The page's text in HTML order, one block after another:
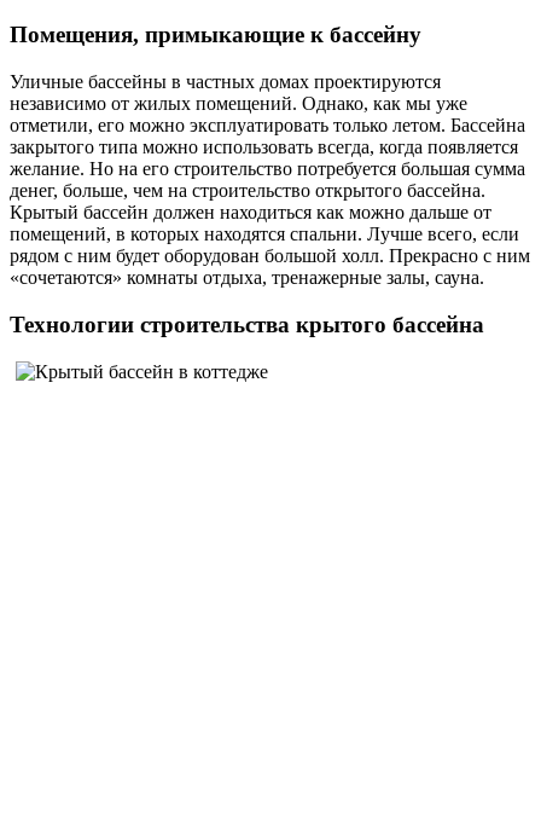
Помещения, примыкающие к бассейну
Уличные бассейны в частных домах проектируются
независимо от жилых помещений. Однако, как мы уже
отметили, его можно эксплуатировать только летом. Бассейна
закрытого типа можно использовать всегда, когда появляется
желание. Но на его строительство потребуется большая сумма
денег, больше, чем на строительство открытого бассейна.
Крытый бассейн должен находиться как можно дальше от
помещений, в которых находятся спальни. Лучше всего, если
рядом с ним будет оборудован большой холл. Прекрасно с ним
«сочетаются» комнаты отдыха, тренажерные залы, сауна.
Технологии строительства крытого бассейна